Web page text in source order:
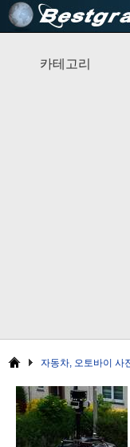
카테고리
자동차, 오토바이 사